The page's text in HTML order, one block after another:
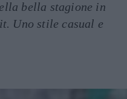
bella stagione in
Uno stile casual e